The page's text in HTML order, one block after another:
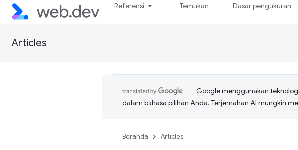
Referensi Temukan Dasar pengukuran
Articles
Google menggunakan
dalam bahasa pilihan Anda. Terjemahan AI mungkin
Beranda Articles